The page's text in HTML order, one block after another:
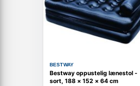
BESTWAY
Bestway oppustelig lænestol -
sort, 188 × 152 × 64 cm